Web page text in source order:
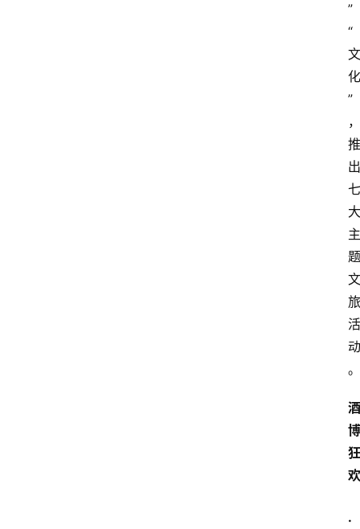
”
“
文
化
”
，
推
出
七
大
主
题
文
旅
活
动
。
酒
博
狂
欢
·